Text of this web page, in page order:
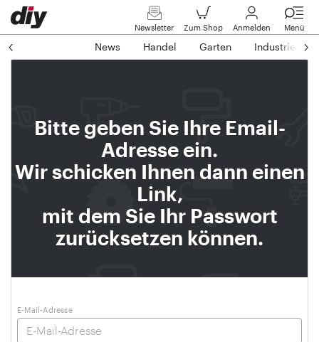
Newsletter Zum Shop Anmelden Menü
News Handel Garten Industrie
Bitte geben Sie Ihre Email-
Adresse ein.
Wir schicken Ihnen dann einen
Link,
mit dem Sie Ihr Passwort
zurücksetzen können.
E-Mail-Adresse